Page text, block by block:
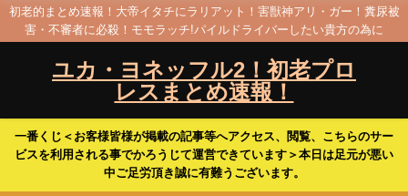
初老的まとめ速報！大帝イタチにラリアット！害獣神アリ・ガー！糞尿被
害・不審者に必殺！モモラッチ!パイルドライバーしたい貴方の為に
ユカ・ヨネッフル2！初老プロ
レスまとめ速報！
一番くじ＜お客様皆様が掲載の記事等へアクセス、閲覧、こちらのサー
ビスを利用される事でかろうじて運営できています＞本日は足元が悪い
中ご足労頂き誠に有難うございます。